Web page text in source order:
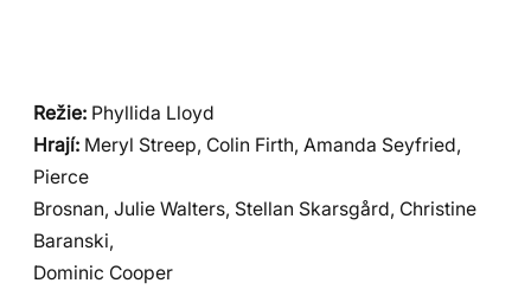
Režie: Phyllida Lloyd
Hrají: Meryl Streep, Colin Firth, Amanda Seyfried,
Pierce
Brosnan, Julie Walters, Stellan Skarsgård, Christine
Baranski,
Dominic Cooper